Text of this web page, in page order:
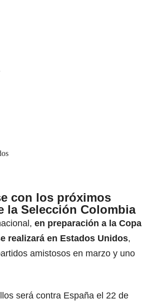
con los próximos
la Selección Colombia
en preparación a la Copa
realizará en Estados Unidos,
amistosos en marzo y uno
será contra España el 22 de